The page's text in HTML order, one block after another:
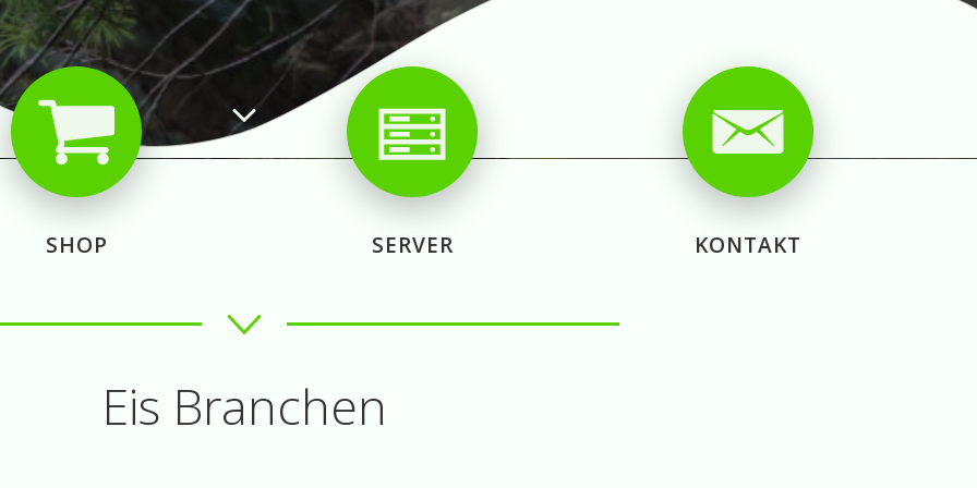
SHOP SERVER KONTAKT
Eis Branchen